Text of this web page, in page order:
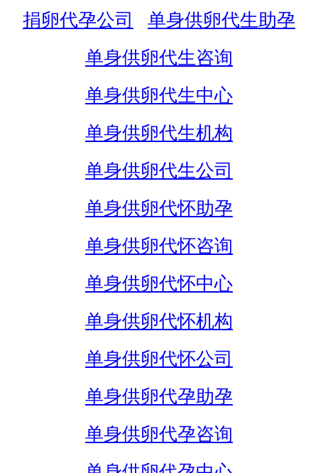
捐卵代孕公司
单身供卵代生助孕
单身供卵代生咨询
单身供卵代生中心
单身供卵代生机构
单身供卵代生公司
单身供卵代怀助孕
单身供卵代怀咨询
单身供卵代怀中心
单身供卵代怀机构
单身供卵代怀公司
单身供卵代孕助孕
单身供卵代孕咨询